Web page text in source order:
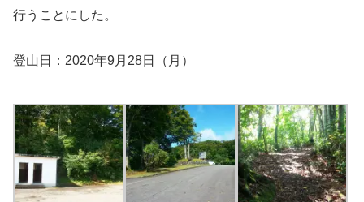
行うことにした。
登山日：2020年9月28日（月）